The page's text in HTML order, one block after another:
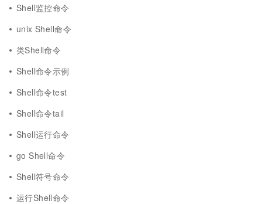
Shell监控命令
unix Shell命令
类Shell命令
Shell命令示例
Shell命令test
Shell命令tail
Shell运行命令
go Shell命令
Shell符号命令
运行Shell命令